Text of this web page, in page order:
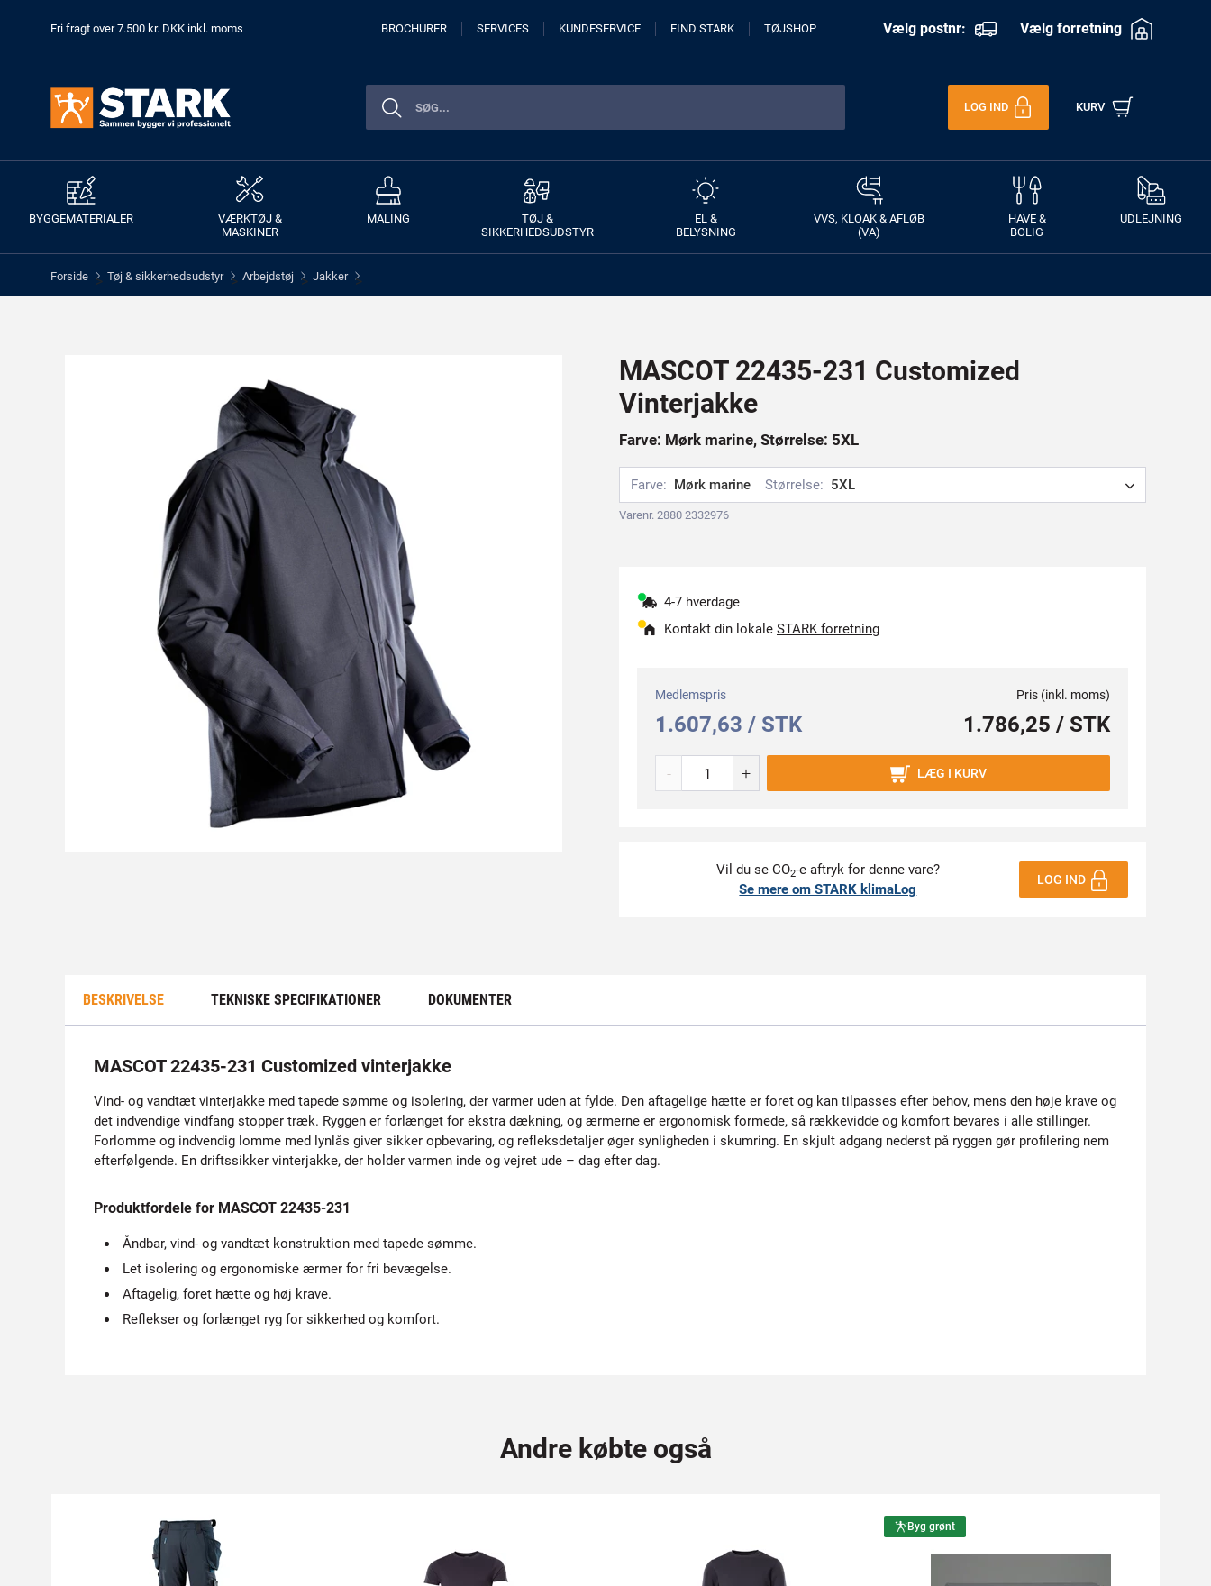
Fri fragt over 7.500 kr. DKK inkl. moms BROCHURER SERVICES KUNDESERVICE FIND STARK TØJSHOP Vælg postnr: Vælg forretning
LOG IND KURV
BYGGEMATERIALER
VÆRKTØJ &
MASKINER
MALING
TØJ &
SIKKERHEDSUDSTYR
EL &
BELYSNING
VVS, KLOAK & AFLØB
(VA)
HAVE &
BOLIG
UDLEJNING
Forside > Tøj & sikkerhedsudstyr > Arbejdstøj > Jakker >
MASCOT 22435-231 Customized
Vinterjakke
Farve: Mørk marine, Størrelse: 5XL
Farve: Mørk marine Størrelse: 5XL
Varenr. 2880 2332976
4-7 hverdage
Kontakt din lokale STARK forretning
Medlemspris
1.607,63 / STK
Pris (inkl. moms)
1.786,25 / STK
- + LÆG I KURV
Vil du se CO2-e aftryk for denne vare?
Se mere om STARK klimaLog
LOG IND
BESKRIVELSE TEKNISKE SPECIFIKATIONER DOKUMENTER
MASCOT 22435-231 Customized vinterjakke
Vind- og vandtæt vinterjakke med tapede sømme og isolering, der varmer uden at fylde. Den aftagelige hætte er foret og kan tilpasses efter behov, mens den høje krave og
det indvendige vindfang stopper træk. Ryggen er forlænget for ekstra dækning, og ærmerne er ergonomisk formede, så rækkevidde og komfort bevares i alle stillinger.
Forlomme og indvendig lomme med lynlås giver sikker opbevaring, og refleksdetaljer øger synligheden i skumring. En skjult adgang nederst på ryggen gør profilering nem
efterfølgende. En driftssikker vinterjakke, der holder varmen inde og vejret ude – dag efter dag.
Produktfordele for MASCOT 22435-231
Åndbar, vind- og vandtæt konstruktion med tapede sømme.
Let isolering og ergonomiske ærmer for fri bevægelse.
Aftagelig, foret hætte og høj krave.
Reflekser og forlænget ryg for sikkerhed og komfort.
Andre købte også
Byg grønt